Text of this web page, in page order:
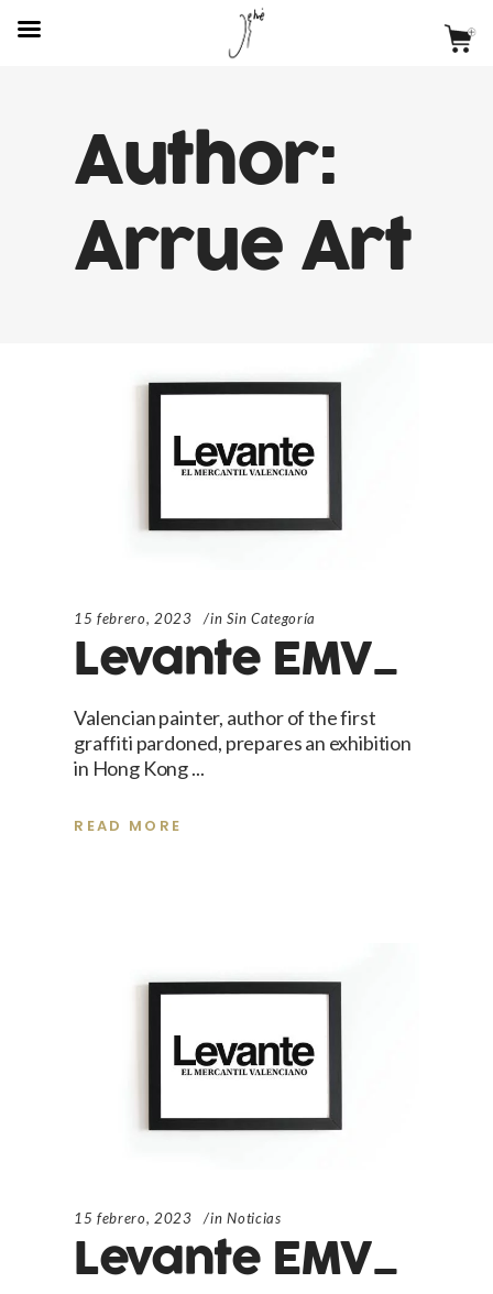
Author:
Arrue Art
15 febrero, 2023 in Sin Categoría
Levante EMV_
Valencian painter, author of the first
graffiti pardoned, prepares an exhibition
in Hong Kong
READ MORE
15 febrero, 2023 in Noticias
Levante EMV_